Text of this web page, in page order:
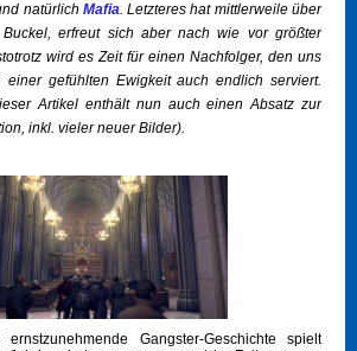
natürlich Mafia. Letzteres hat mittlerweile über
erfreut sich aber nach wie vor größter
wird es Zeit für einen Nachfolger, den uns
gefühlten Ewigkeit auch endlich serviert.
Artikel enthält nun auch einen Absatz zur
inkl. vieler neuer Bilder).
Gangster-Geschichte spielt